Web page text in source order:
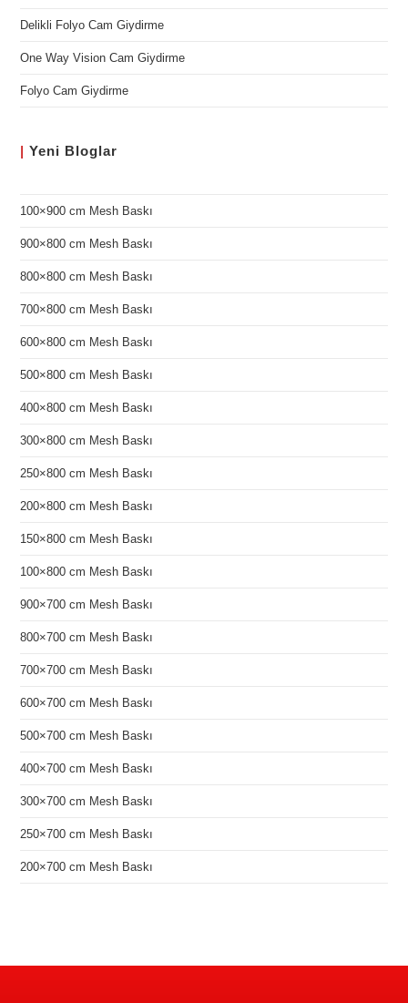
Delikli Folyo Cam Giydirme
One Way Vision Cam Giydirme
Folyo Cam Giydirme
| Yeni Bloglar
100×900 cm Mesh Baskı
900×800 cm Mesh Baskı
800×800 cm Mesh Baskı
700×800 cm Mesh Baskı
600×800 cm Mesh Baskı
500×800 cm Mesh Baskı
400×800 cm Mesh Baskı
300×800 cm Mesh Baskı
250×800 cm Mesh Baskı
200×800 cm Mesh Baskı
150×800 cm Mesh Baskı
100×800 cm Mesh Baskı
900×700 cm Mesh Baskı
800×700 cm Mesh Baskı
700×700 cm Mesh Baskı
600×700 cm Mesh Baskı
500×700 cm Mesh Baskı
400×700 cm Mesh Baskı
300×700 cm Mesh Baskı
250×700 cm Mesh Baskı
200×700 cm Mesh Baskı